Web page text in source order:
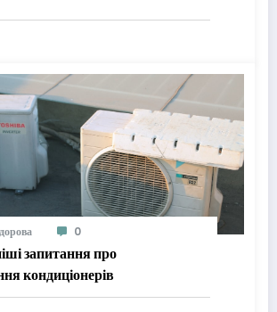
0
запитання про
кондиціонерів